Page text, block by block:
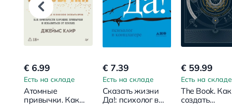
€ 6.99
Есть на складе
Атомные
привычки. Как
€ 7.39
Есть на складе
Сказать жизни
Да!: психолог в
€ 59.99
Есть на складе
The Book. Как
создать